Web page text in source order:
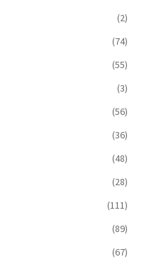
(2)
(74)
(55)
(3)
(56)
(36)
(48)
(28)
(111)
(89)
(67)